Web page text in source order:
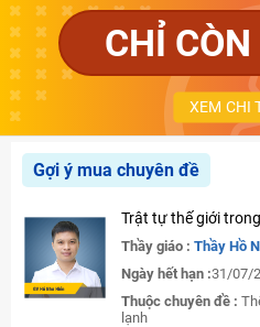
CHỈ
XEM CHI
Gợi ý mua chuyên đề
Trật tự thế giới
Thầy giáo : Thầy Hồ
Ngày hết hạn :31/07/
Thuộc chuyên đề :
lạnh